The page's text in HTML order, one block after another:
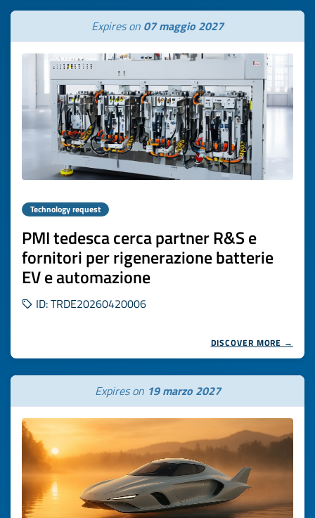
Expires on 07 maggio 2027
Technology request
PMI tedesca cerca partner R&S e
fornitori per rigenerazione batterie
EV e automazione
ID: TRDE20260420006
DISCOVER MORE →
Expires on 19 marzo 2027